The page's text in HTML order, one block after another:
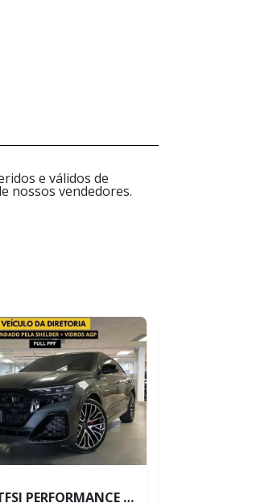
e válidos de
nossos vendedores.
Q8 3.0 TFSI PERFORMANCE BLACK QUATTRO